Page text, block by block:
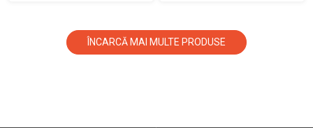
ÎNCARCĂ MAI MULTE PRODUSE